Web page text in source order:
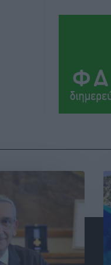
ο
Τοπικές
Ειδήσεις•
Οδηγός
Το νέο